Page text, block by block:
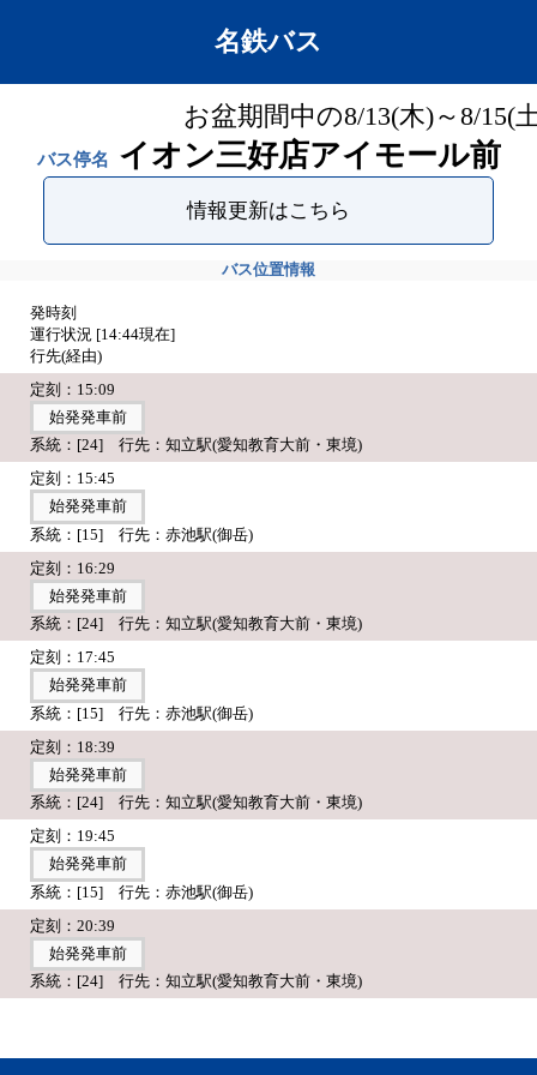
名鉄バス
お盆期間中の8/13(木)～8/15(
バス停名 イオン三好店アイモール前
情報更新はこちら
バス位置情報
発時刻
運行状況 [14:44現在]
行先(経由)
定刻：15:09
始発発車前
系統：[24] 行先：知立駅(愛知教育大前・東境)
定刻：15:45
始発発車前
系統：[15] 行先：赤池駅(御岳)
定刻：16:29
始発発車前
系統：[24] 行先：知立駅(愛知教育大前・東境)
定刻：17:45
始発発車前
系統：[15] 行先：赤池駅(御岳)
定刻：18:39
始発発車前
系統：[24] 行先：知立駅(愛知教育大前・東境)
定刻：19:45
始発発車前
系統：[15] 行先：赤池駅(御岳)
定刻：20:39
始発発車前
系統：[24] 行先：知立駅(愛知教育大前・東境)